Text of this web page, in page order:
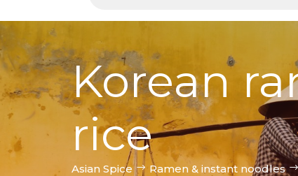
Korean
rice
Asian Spice Ramen & instant noodles